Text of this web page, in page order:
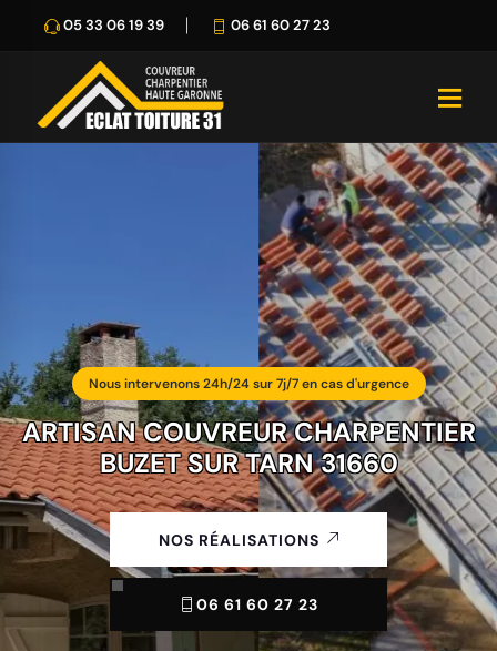
05 33 06 19 39 06 61 60 27 23
Nous intervenons 24h/24 sur 7j/7 en cas d'urgence
ARTISAN COUVREUR CHARPENTIER
BUZET SUR TARN 31660
NOS RÉALISATIONS
06 61 60 27 23